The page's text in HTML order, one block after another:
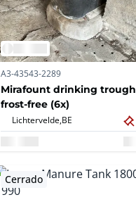
A3-43543-2289
Mirafount drinking trough
frost-free (6x)
Lichtervelde, BE
Cerrado